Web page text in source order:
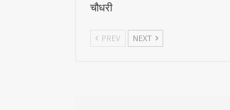
चौधरी
PREV NEXT